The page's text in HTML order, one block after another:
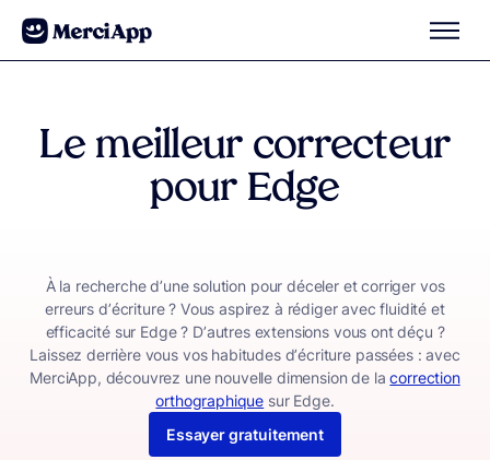
Aller au contenu
Le meilleur correcteur
pour Edge
À la recherche d’une solution pour déceler et corriger vos
erreurs d’écriture ? Vous aspirez à rédiger avec fluidité et
efficacité sur Edge ? D’autres extensions vous ont déçu ?
Laissez derrière vous vos habitudes d’écriture passées : avec
MerciApp, découvrez une nouvelle dimension de lacorrection
orthographique sur Edge.
Essayer gratuitement